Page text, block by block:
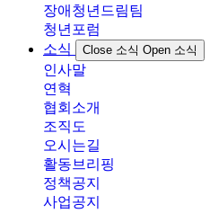
장애청년드림팀
청년포럼
소식
Close 소식 Open 소식
인사말
연혁
협회소개
조직도
오시는길
활동브리핑
정책공지
사업공지